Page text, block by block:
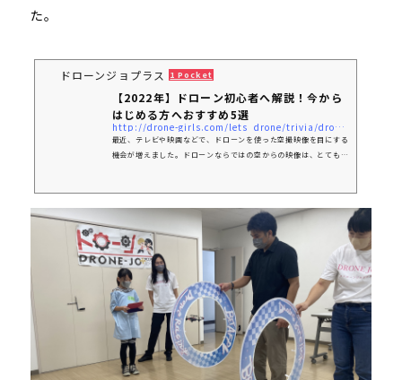
た。
ドローンジョプラス 1 Pocket
【2022年】ドローン初心者へ解説！今から
はじめる方へおすすめ5選
http://drone-girls.com/lets_drone/trivia/drone-2022-starter-5/#Tello
最近、テレビや映画などで、ドローンを使った空撮映像を目にする
機会が増えました。ドローンならではの空からの映像は、とてもダ
意すべきか、どんな機体を選んだらいいのか、不安を感じている方
もいらっしゃると思います。今回は、ドローンの基礎的な知識か
ら、初心者が抱えがちな悩みを一緒に解決していきましょう。ドロ
ーンを飛ばす人が急...